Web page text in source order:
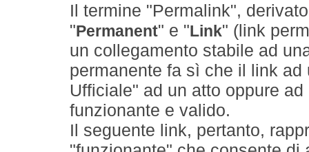
Il termine "Permalink",
" Permanent" e " Link" (link
un collegamento stabile ad
permanente fa sì che il link
Ufficiale" ad un atto oppure
funzionante e valido.
Il seguente link, pertanto,